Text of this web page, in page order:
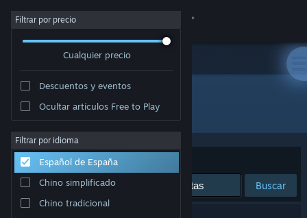
Iniciar sesión
Acerca de
Soporte
Cambiar idioma
Filtrar por precio
Cualquier precio
Descuentos y eventos
Ocultar artículos Free to Play
Filtrar por idioma
Español de España
Chino simplificado
Chino tradicional
Desarrollador: DzOneManArmy
Ordenar por Relevancia
Buscar